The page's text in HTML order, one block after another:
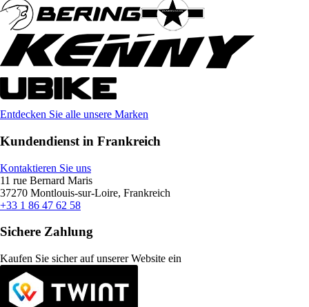
Entdecken Sie alle unsere Marken
Kundendienst in Frankreich
Kontaktieren Sie uns
11 rue Bernard Maris
37270 Montlouis-sur-Loire, Frankreich
+33 1 86 47 62 58
Sichere Zahlung
Kaufen Sie sicher auf unserer Website ein